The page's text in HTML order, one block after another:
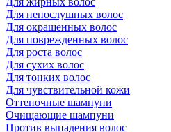
Для непослушных волос
Для окрашенных волос
Для поврежденных волос
Для роста волос
Для сухих волос
Для тонких волос
Для чувствительной кожи
Оттеночные шампуни
Очищающие шампуни
Против выпадения волос